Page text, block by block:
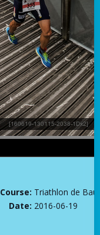
Course: Triathlon de
Date: 2016-06-19